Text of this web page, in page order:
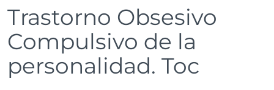
Trastorno Obsesivo
Compulsivo de la
personalidad. Toc